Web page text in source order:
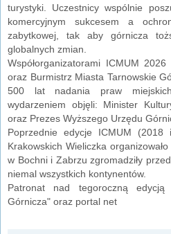
turystyki. Uczestnicy wspólnie
komercyjnym sukcesem a
zabytkowej, tak aby górnicza
globalnych zmian.
Współorganizatorami ICMUM
oraz Burmistrz Miasta Tarnowskie
500 lat nadania praw
wydarzeniem objęli: Minister
oraz Prezes Wyższego Urzędu
Poprzednie edycje ICMUM
Krakowskich Wieliczka
w Bochni i Zabrzu zgromadziły
niemal wszystkich kontynentów.
Patronat nad tegoroczną edycją
Górnicza" oraz portal net